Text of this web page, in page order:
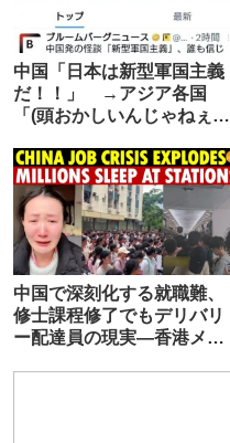
中国「日本は新型軍国主義
だ！！」 →アジア各国
「(頭おかしいんじゃねぇか
中国で深刻化する就職難、
修士課程修了でもデリバリ
ー配達員の現実―香港メデ